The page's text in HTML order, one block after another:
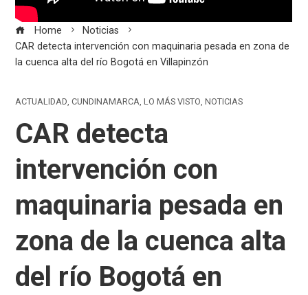
Home
Noticias
CAR detecta intervención con maquinaria pesada en zona de
la cuenca alta del río Bogotá en Villapinzón
ACTUALIDAD,CUNDINAMARCA,LO MÁS VISTO,NOTICIAS
CAR detecta
intervención con
maquinaria pesada en
zona de la cuenca alta
del río Bogotá en